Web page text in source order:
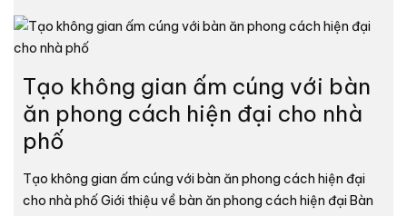
Tạo không gian ấm cúng với bàn
ăn phong cách hiện đại cho nhà
phố
Tạo không gian ấm cúng với bàn ăn phong cách hiện đại
cho nhà phố Giới thiệu về bàn ăn phong cách hiện đại Bàn